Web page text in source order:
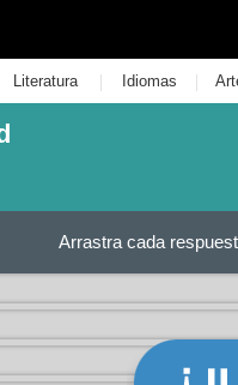
Literatura | Idiomas |
Arrastra cada